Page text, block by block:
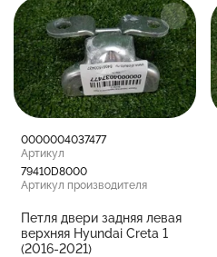
0000004037477
Артикул
79410D8000
Артикул производителя
Петля двери задняя левая
верхняя Hyundai Creta 1
(2016-2021)